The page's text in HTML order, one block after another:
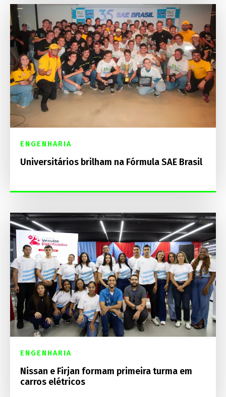
ENGENHARIA
Universitários brilham na Fórmula SAE Brasil
ENGENHARIA
Nissan e Firjan formam primeira turma em
carros elétricos